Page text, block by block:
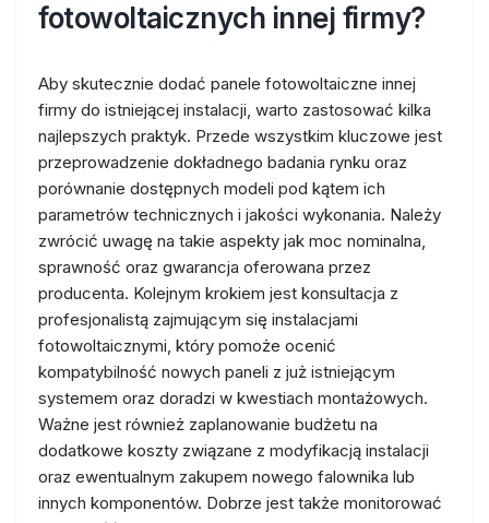
fotowoltaicznych innej firmy?
Aby skutecznie dodać panele fotowoltaiczne innej
firmy do istniejącej instalacji, warto zastosować kilka
najlepszych praktyk. Przede wszystkim kluczowe jest
przeprowadzenie dokładnego badania rynku oraz
porównanie dostępnych modeli pod kątem ich
parametrów technicznych i jakości wykonania. Należy
zwrócić uwagę na takie aspekty jak moc nominalna,
sprawność oraz gwarancja oferowana przez
producenta. Kolejnym krokiem jest konsultacja z
profesjonalistą zajmującym się instalacjami
fotowoltaicznymi, który pomoże ocenić
kompatybilność nowych paneli z już istniejącym
systemem oraz doradzi w kwestiach montażowych.
Ważne jest również zaplanowanie budżetu na
dodatkowe koszty związane z modyfikacją instalacji
oraz ewentualnym zakupem nowego falownika lub
innych komponentów. Dobrze jest także monitorować